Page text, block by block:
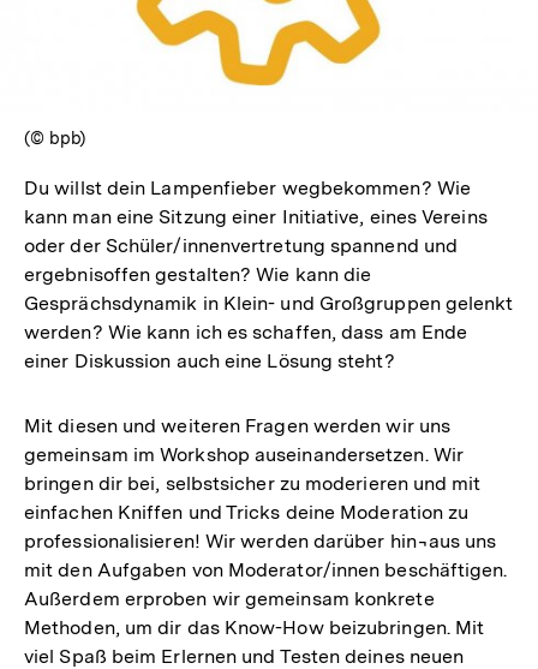
(© bpb)
Du willst dein Lampenfieber wegbekommen? Wie
kann man eine Sitzung einer Initiative, eines Vereins
oder der Schüler/innenvertretung spannend und
ergebnisoffen gestalten? Wie kann die
Gesprächsdynamik in Klein- und Großgruppen gelenkt
werden? Wie kann ich es schaffen, dass am Ende
einer Diskussion auch eine Lösung steht?
Mit diesen und weiteren Fragen werden wir uns
gemeinsam im Workshop auseinandersetzen. Wir
bringen dir bei, selbstsicher zu moderieren und mit
einfachen Kniffen und Tricks deine Moderation zu
professionalisieren! Wir werden darüber hin¬aus uns
mit den Aufgaben von Moderator/innen beschäftigen.
Außerdem erproben wir gemeinsam konkrete
Methoden, um dir das Know-How beizubringen. Mit
viel Spaß beim Erlernen und Testen deines neuen